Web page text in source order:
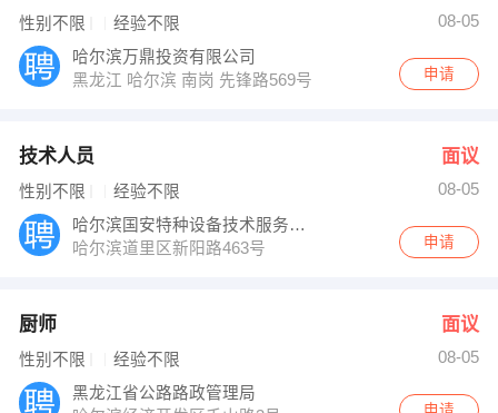
性别不限 经验不限
08-05
哈尔滨万鼎投资有限公司
黑龙江 哈尔滨 南岗 先锋路569号
申请
技术人员 面议
性别不限 经验不限
08-05
哈尔滨国安特种设备技术服务有限公司
哈尔滨道里区新阳路463号
申请
厨师 面议
性别不限 经验不限
08-05
黑龙江省公路路政管理局